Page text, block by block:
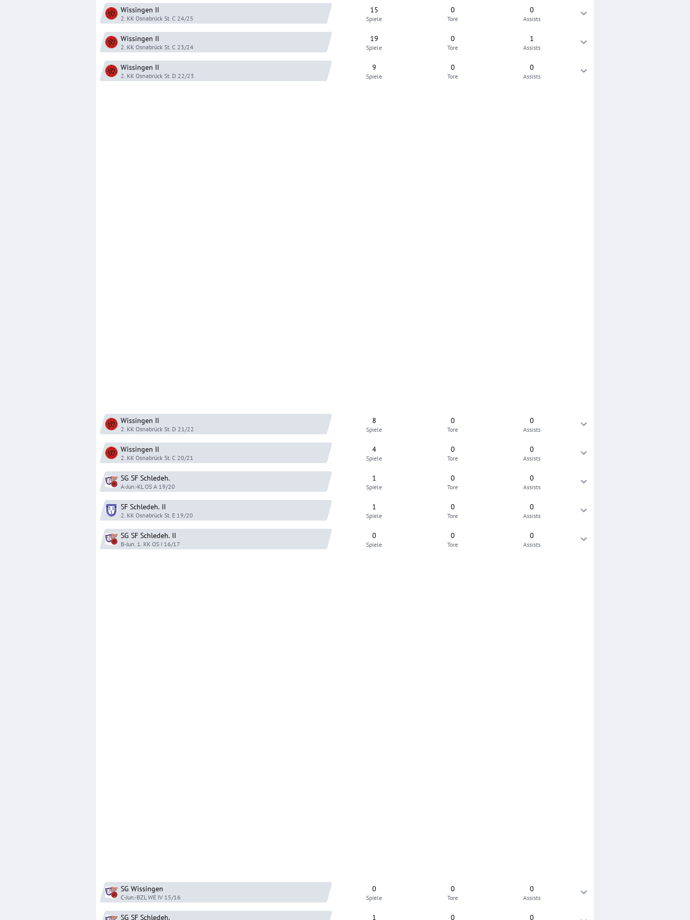
Wissingen II
2. KK Osnabrück St. C 24/25
15
Spiele
0
Tore
0
Assists
Wissingen II
2. KK Osnabrück St. C 23/24
19
Spiele
0
Tore
1
Assists
Wissingen II
2. KK Osnabrück St. D 22/23
9
Spiele
0
Tore
0
Assists
Wissingen II
2. KK Osnabrück St. D 21/22
8
Spiele
0
Tore
0
Assists
Wissingen II
2. KK Osnabrück St. C 20/21
4
Spiele
0
Tore
0
Assists
SG SF Schledeh.
A-Jun.-KL OS A 19/20
1
Spiele
0
Tore
0
Assists
SF Schledeh. II
2. KK Osnabrück St. E 19/20
1
Spiele
0
Tore
0
Assists
SG SF Schledeh. II
B-Jun. 1. KK OS I 16/17
0
Spiele
0
Tore
0
Assists
SG Wissingen
C-Jun.-BZL WE IV 15/16
0
Spiele
0
Tore
0
Assists
SG SF Schledeh. 1 0 0